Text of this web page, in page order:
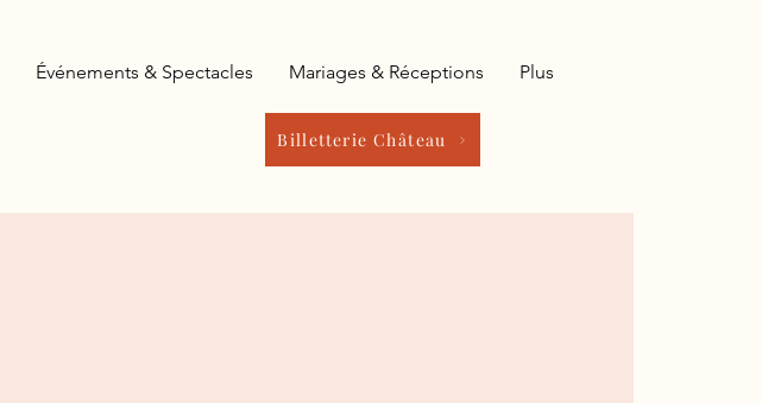
Billetterie Château
Événements & Spectacles Mariages & Réceptions Plus